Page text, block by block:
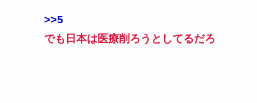
>>5
でも日本は医療削ろうとしてるだろ